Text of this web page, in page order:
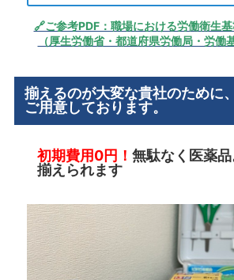
🔗ご参考PDF：職場における労働衛生
（厚生労働省・都道府県労働局・労働
揃えるのが大変な貴社のために
ご用意しております。
初期費用0円！ 無駄なく医薬
揃えられます